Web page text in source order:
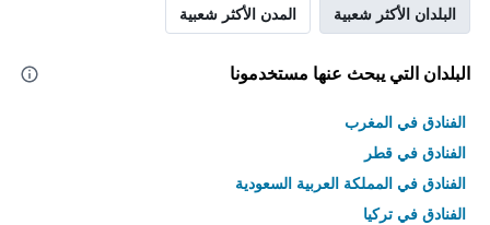
البلدان الأكثر شعبية المدن الأكثر شعبية
البلدان التي يبحث عنها مستخدمونا
الفنادق في المغرب
الفنادق في قطر
الفنادق في المملكة العربية السعودية
الفنادق في تركيا